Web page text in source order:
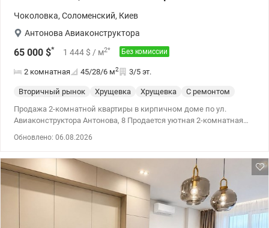
Чоколовка, Соломенский, Киев
Антонова Авиаконструктора
65 000 $* 1 444 $ / м2* Без комиссии
2 комнатная 45/28/6 м2 3/5 эт.
Вторичный рынок Хрущевка Хрущевка
С ремонтом
Продажа 2-комнатной квартиры в кирпичном доме по ул.
Авиаконструктора Антонова, 8 Продается уютная 2-комнатная
собственного проживания, так и для сдачи в аренду. общая
площадь — 44,9 м²; жилая площадь — 28,3 м²; кухня — 6 м²; 3-й
этаж; кирпичный дом; раздельные комнаты; хорошее
состояние. Установлены кондиционер; бойлер; стиральная
машина. В нескольких минутах ходьбы находятся супермаркеты
АТБ, Фора, Новус, продуктовые магазины, аптеки, отделения
Обновлено: 06.08.2026